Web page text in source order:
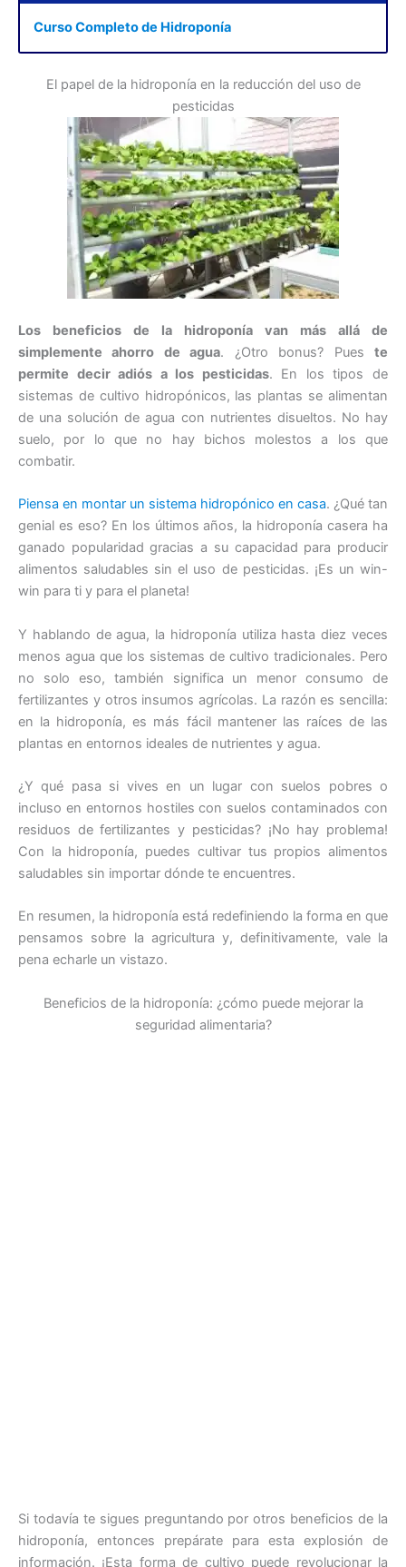
Curso Completo de Hidroponía
El papel de la hidroponía en la reducción del uso de
pesticidas
Los beneficios de la hidroponía van más allá de
simplemente ahorro de agua. ¿Otro bonus? Pueste
permite decir adiós a los pesticidas. En los tipos de
sistemas de cultivo hidropónicos, las plantas se alimentan
de una solución de agua con nutrientes disueltos. No hay
suelo, por lo que no hay bichos molestos a los que
combatir.
Piensa en montar un sistema hidropónico en casa. ¿Qué tan
genial es eso? En los últimos años, la hidroponía casera ha
ganado popularidad gracias a su capacidad para producir
alimentos saludables sin el uso de pesticidas. ¡Es un win-
win para ti y para el planeta!
Y hablando de agua, la hidroponía utiliza hasta diez veces
menos agua que los sistemas de cultivo tradicionales. Pero
no solo eso, también significa un menor consumo de
fertilizantes y otros insumos agrícolas. La razón es sencilla:
en la hidroponía, es más fácil mantener las raíces de las
plantas en entornos ideales de nutrientes y agua.
¿Y qué pasa si vives en un lugar con suelos pobres o
incluso en entornos hostiles con suelos contaminados con
residuos de fertilizantes y pesticidas? ¡No hay problema!
Con la hidroponía, puedes cultivar tus propios alimentos
saludables sin importar dónde te encuentres.
En resumen, la hidroponía está redefiniendo la forma en que
pensamos sobre la agricultura y, definitivamente, vale la
pena echarle un vistazo.
Beneficios de la hidroponía: ¿cómo puede mejorar la
seguridad alimentaria?
Si todavía te sigues preguntando por otros beneficios de la
hidroponía, entonces prepárate para esta explosión de
información. ¡Esta forma de cultivo puede revolucionar la